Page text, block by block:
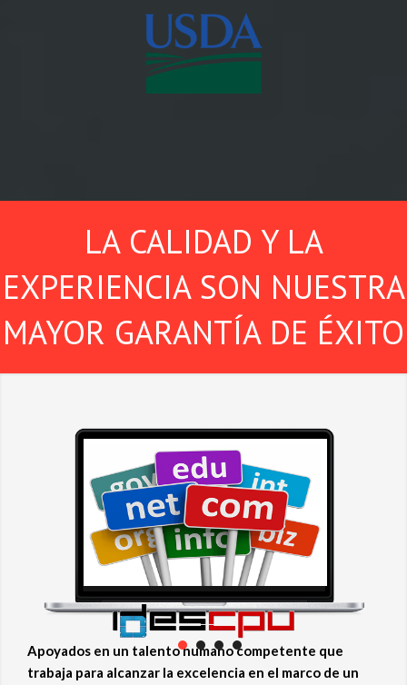
LA CALIDAD Y LA
EXPERIENCIA SON NUESTRA
MAYOR GARANTÍA DE ÉXITO
Apoyados en un talento humano competente que
trabaja para alcanzar la excelencia en el marco de un